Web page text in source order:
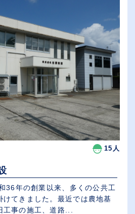
15人
36年の創業以来、多くの公共工
けてきました。最近では農地基
事の施工、道路...